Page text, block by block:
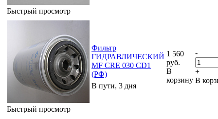
Быстрый просмотр
Быстрый просмотр
Фильтр
ГИДРАВЛИЧЕСКИЙ
MF CRE 030 CD1
(РФ)
В пути, 3 дня
1 560
руб.
В
корзину
-
+
В